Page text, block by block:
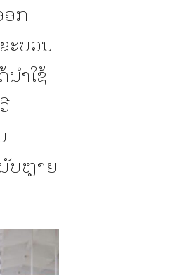
ອກ
ະບວນ
ຳໃຊ້
ບຫຼາຍ